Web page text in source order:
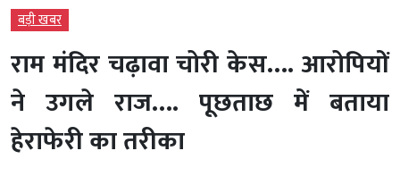
बड़ी खबर
राम मंदिर चढ़ावा चोरी केस…. आरोपियों
ने उगले राज…. पूछताछ में बताया
हेराफेरी का तरीका